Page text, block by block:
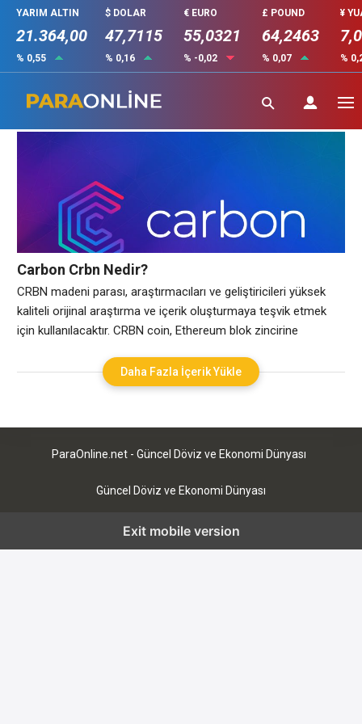
YARIM ALTIN
21.364,00
% 0,55
$ DOLAR
47,7115
% 0,16
€ EURO
55,0321
% -0,02
£ POUND
64,2463
% 0,07
¥
%
Carbon Crbn Nedir
Carbon Crbn Nedir?
CRBN madeni parası, araştırmacıları ve geliştiricileri yüksek
kaliteli orijinal araştırma ve içerik oluşturmaya teşvik etmek
için kullanılacaktır. CRBN coin, Ethereum blok zincirine
arz yoğunluğunu büyütmeyi başarmayı sağlıyor. CRBN coin,
kripto araştırma ve geliştirmeyi desteklemek ve teşvik etmek
araştırmaları ve içerikleri
Daha Fazla İçerik Yükle
ParaOnline.net - Güncel Döviz ve Ekonomi Dünyası
Güncel Döviz ve Ekonomi Dünyası
Exit mobile version